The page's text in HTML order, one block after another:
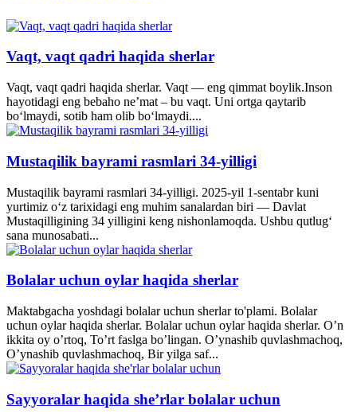
Vaqt, vaqt qadri haqida sherlar
Vaqt, vaqt qadri haqida sherlar. Vaqt — eng qimmat boylik.Inson
hayotidagi eng bebaho ne’mat – bu vaqt. Uni ortga qaytarib
bo‘lmaydi, sotib ham olib bo‘lmaydi....
Mustaqilik bayrami rasmlari 34-yilligi
Mustaqilik bayrami rasmlari 34-yilligi. 2025-yil 1-sentabr kuni
yurtimiz o‘z tarixidagi eng muhim sanalardan biri — Davlat
Mustaqilligining 34 yilligini keng nishonlamoqda. Ushbu qutlug‘
sana munosabati...
Bolalar uchun oylar haqida sherlar
Maktabgacha yoshdagi bolalar uchun sherlar to'plami. Bolalar
uchun oylar haqida sherlar. Bolalar uchun oylar haqida sherlar. O’n
ikkita oy o’rtoq, To’rt faslga bo’lingan. O’ynashib quvlashmachoq,
O’ynashib quvlashmachoq, Bir yilga saf...
Sayyoralar haqida she’rlar bolalar uchun